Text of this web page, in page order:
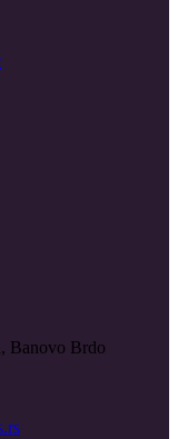
Banovo Brdo